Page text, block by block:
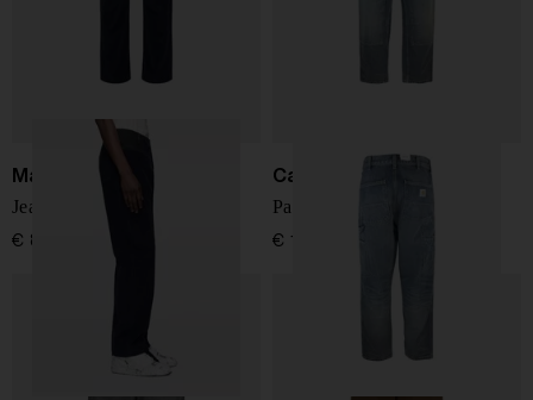
Maison Margiela
Jeans in denim di cotone
€ 850,00
Carhartt WIP
Pantaloni Double Knee
€ 150,00